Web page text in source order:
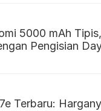
5000 mAh Tipis,
Pengisian
Terbaru: